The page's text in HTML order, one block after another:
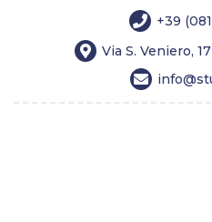
+39
Via S. Veniero,